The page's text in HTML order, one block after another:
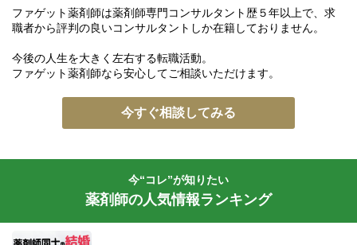
ファゲット薬剤師は薬剤師専門コンサルタント歴５年以上で、求
職者から評判の良いコンサルタントしか在籍しておりません。
今後の人生を大きく左右する転職活動。
ファゲット薬剤師なら安心してご相談いただけます。
今すぐ相談してみる
今“コレ”が知りたい
薬剤師の人気情報ランキング